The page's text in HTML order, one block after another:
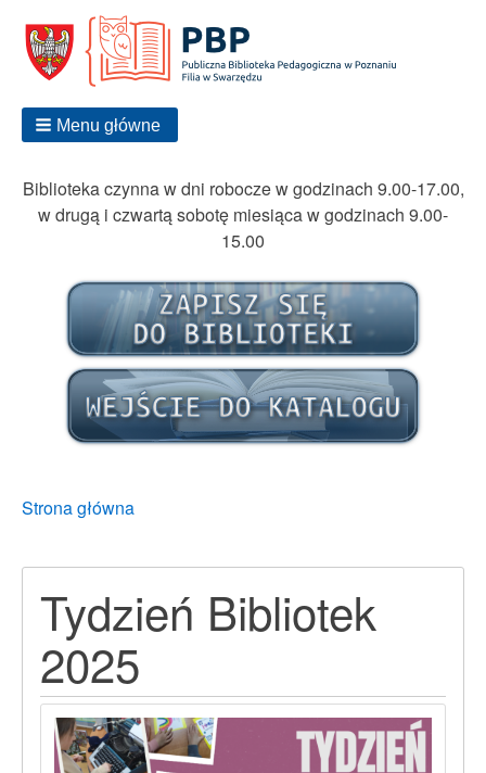
Menu główne
Biblioteka czynna w dni robocze w godzinach 9.00-17.00,
w drugą i czwartą sobotę miesiąca w godzinach 9.00-
15.00
Breadcrumbs
You
Strona główna
Tydzień Bibliotek
2025